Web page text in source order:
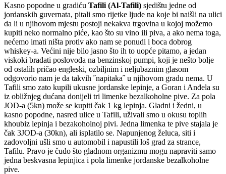
Kasno popodne u gradiću Tafili (Al-Tafili) sjedištu jedne od
jordanskih guvernata, pitali smo rijetke ljude na koje bi naišli na ulici
da li u njihovom mjestu postoji nekakva trgovina u kojoj možemo
kupiti neko normalno piće, kao što su vino ili piva, a ako nema toga,
nećemo imati ništa protiv ako nam se ponudi i boca dobrog
whiskey-a. Većini nije bilo jasno što ih to uopće pitamo, a jedan
viskoki bradati poslovođa na benzinskoj pumpi, koji je nešto bolje
od ostalih pričao engleski, ozbiljnim i neljubaznim glasom
odgovorio nam je da takvih ˝napitaka˝ u njihovom gradu nema. U
Tafili smo zato kupili ukusne jordanske lepinje, a Goran i Anđela su
iz obližnjeg dućana donijeli tri limenke bezalkoholne pive. Za pola
JOD-a (5kn) može se kupiti čak 1 kg lepinja. Gladni i žedni, u
kasno popodne, nasred ulice u Tafili, uživali smo u okusu toplih
khoubiz lepinja i bezakoholnoj pivi. Jedna limenka te pive stajala je
čak 3JOD-a (30kn), ali isplatilo se. Napunjenog želuca, siti i
zadovoljni ušli smo u automobil i napustili loš grad za strance,
Tafilu. Pravo je čudo što gladnom organizmu mogu napraviti samo
jedna beskvasna lepinjica i pola limenke jordanske bezalkoholne
pive.